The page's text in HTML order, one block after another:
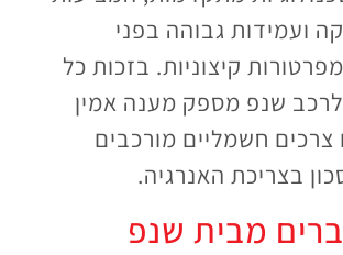
ועמידות גבוהה בפני
קיצוניות. בזכות כל
שנפ מספק מענה אמין
חשמליים מורכבים
בצריכת האנרגיה.
מבית שנפ